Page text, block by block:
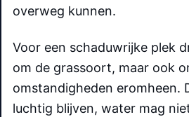
overweg kunnen.
Voor een schaduwrijke plek
om de grassoort, maar ook
omstandigheden eromheen.
luchtig blijven, water mag